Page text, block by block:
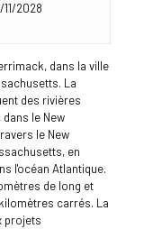
2028
dans la ville
La
des rivières
le New
le New
en
l'océan Atlantique.
de long et
carrés. La
projets